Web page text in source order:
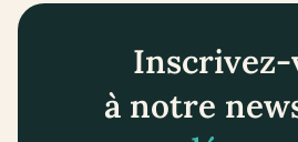
Inscrivez-
à notre